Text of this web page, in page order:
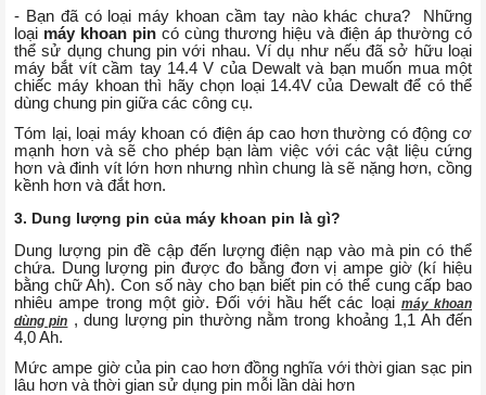
- Bạn đã có loại máy khoan cầm tay nào khác chưa? Những
loại máy khoan pin có cùng thương hiệu và điện áp thường có
thể sử dụng chung pin với nhau. Ví dụ như nếu đã sở hữu loại
máy bắt vít cầm tay 14.4 V của Dewalt và bạn muốn mua một
chiếc máy khoan thì hãy chọn loại 14.4V của Dewalt để có thể
dùng chung pin giữa các công cụ.
Tóm lại, loại máy khoan có điện áp cao hơn thường có động cơ
mạnh hơn và sẽ cho phép bạn làm việc với các vật liệu cứng
hơn và đinh vít lớn hơn nhưng nhìn chung là sẽ nặng hơn, cồng
kềnh hơn và đắt hơn.
3. Dung lượng pin của máy khoan pin là gì?
Dung lượng pin đề cập đến lượng điện nạp vào mà pin có thể
chứa. Dung lượng pin được đo bằng đơn vị ampe giờ (kí hiệu
bằng chữ Ah). Con số này cho bạn biết pin có thể cung cấp bao
nhiêu ampe trong một giờ. Đối với hầu hết các loại máy khoan
dùng pin , dung lượng pin thường nằm trong khoảng 1,1 Ah đến
4,0 Ah.
Mức ampe giờ của pin cao hơn đồng nghĩa với thời gian sạc pin
lâu hơn và thời gian sử dụng pin mỗi lần dài hơn